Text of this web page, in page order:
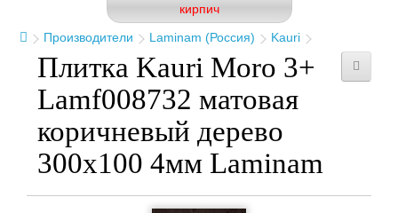
кирпич
Производители
Laminam (Россия) Kauri
Плитка Kauri Moro 3+
Lamf008732 матовая
коричневый дерево
300x100 4мм Laminam